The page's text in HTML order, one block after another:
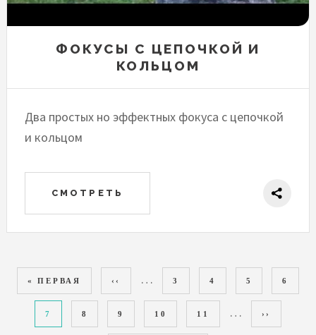
ФОКУСЫ С ЦЕПОЧКОЙ И
КОЛЬЦОМ
Два простых но эффектных фокуса с цепочкой
и кольцом
СМОТРЕТЬ
НУМЕРАЦИЯ
СТРАНИЦ
ПЕРВАЯ СТРАНИЦА
« ПЕРВАЯ ПРЕДЫДУЩАЯ СТРАНИЦА
‹‹ … PAGE
3 PAGE
4 PAGE
5 PAGE
6
ТЕКУЩАЯ СТРАНИЦА
7 PAGE
8 PAGE
9 PAGE
10 PAGE
11 … ››